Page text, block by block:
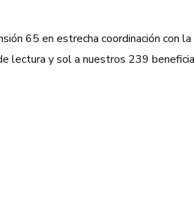
65 en estrecha coordinación con
lectura y sol a nuestros 239